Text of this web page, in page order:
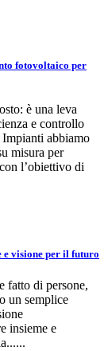
fotovoltaico per
è una leva
e controllo
abbiamo
misura per
l’obiettivo di
visione per il futuro
fatto di persone,
un semplice
insieme e